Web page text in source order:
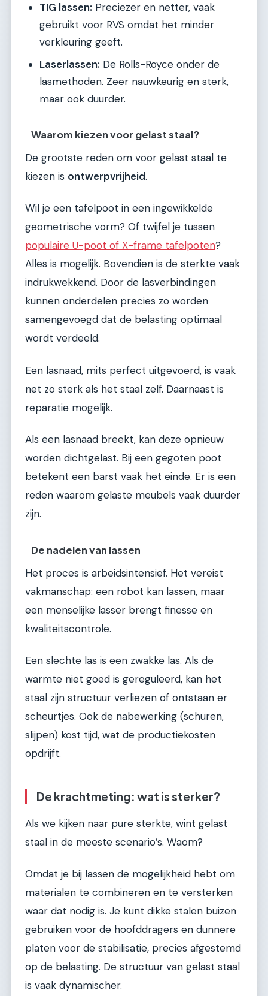
TIG lassen: Preciezer en netter, vaak
gebruikt voor RVS omdat het minder
verkleuring geeft.
Laserlassen: De Rolls-Royce onder de
lasmethoden. Zeer nauwkeurig en sterk,
maar ook duurder.
Waarom kiezen voor gelast staal?
De grootste reden om voor gelast staal te
kiezen is ontwerpvrijheid.
Wil je een tafelpoot in een ingewikkelde
geometrische vorm? Of twijfel je tussen
populaire U-poot of X-frame tafelpoten?
Alles is mogelijk. Bovendien is de sterkte vaak
indrukwekkend. Door de lasverbindingen
kunnen onderdelen precies zo worden
samengevoegd dat de belasting optimaal
wordt verdeeld.
Een lasnaad, mits perfect uitgevoerd, is vaak
net zo sterk als het staal zelf. Daarnaast is
reparatie mogelijk.
Als een lasnaad breekt, kan deze opnieuw
worden dichtgelast. Bij een gegoten poot
betekent een barst vaak het einde. Er is een
reden waarom gelaste meubels vaak duurder
zijn.
De nadelen van lassen
Het proces is arbeidsintensief. Het vereist
vakmanschap: een robot kan lassen, maar
een menselijke lasser brengt finesse en
kwaliteitscontrole.
Een slechte las is een zwakke las. Als de
warmte niet goed is gereguleerd, kan het
staal zijn structuur verliezen of ontstaan er
scheurtjes. Ook de nabewerking (schuren,
slijpen) kost tijd, wat de productiekosten
opdrijft.
De krachtmeting: wat is sterker?
Als we kijken naar pure sterkte, wint gelast
staal in de meeste scenario’s. Waom?
Omdat je bij lassen de mogelijkheid hebt om
materialen te combineren en te versterken
waar dat nodig is. Je kunt dikke stalen buizen
gebruiken voor de hoofddragers en dunnere
platen voor de stabilisatie, precies afgestemd
op de belasting. De structuur van gelast staal
is vaak dynamischer.